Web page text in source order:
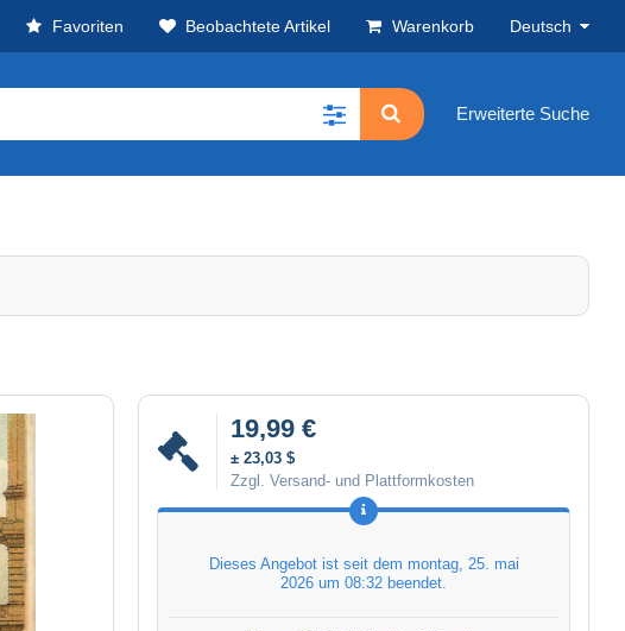
Favoriten Beobachtete Artikel Warenkorb Deutsch
Erweiterte Suche
19,99 €
± 23,03 $
Zzgl. Versand- und Plattformkosten
Dieses Angebot ist seit dem montag, 25. mai
2026 um 08:32 beendet.